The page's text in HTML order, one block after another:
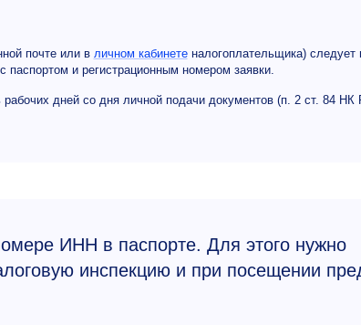
почте или в личном кабинетеналогоплательщика) следует
паспортом и регистрационным номером заявки.
рабочих дней со дня личной подачи документов (п. 2 ст. 84 НК
ИНН в паспорте. Для этого нужно
инспекцию и при посещении